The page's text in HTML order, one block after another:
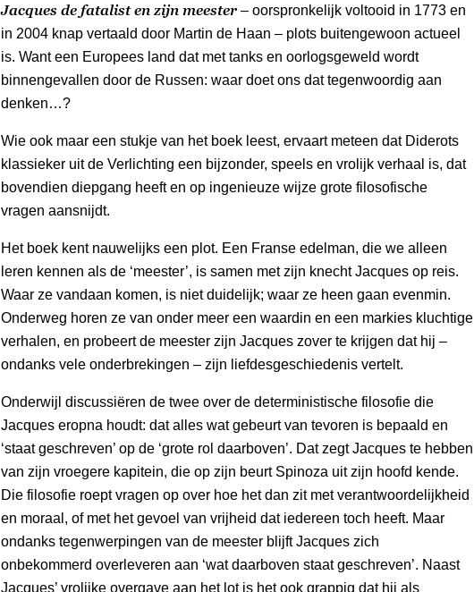
Jacques de fatalist en zijn meester – oorspronkelijk voltooid in 1773 en
in 2004 knap vertaald door Martin de Haan – plots buitengewoon actueel
is. Want een Europees land dat met tanks en oorlogsgeweld wordt
binnengevallen door de Russen: waar doet ons dat tegenwoordig aan
denken…?
Wie ook maar een stukje van het boek leest, ervaart meteen dat Diderots
klassieker uit de Verlichting een bijzonder, speels en vrolijk verhaal is, dat
bovendien diepgang heeft en op ingenieuze wijze grote filosofische
vragen aansnijdt.
Het boek kent nauwelijks een plot. Een Franse edelman, die we alleen
leren kennen als de ‘meester’, is samen met zijn knecht Jacques op reis.
Waar ze vandaan komen, is niet duidelijk; waar ze heen gaan evenmin.
Onderweg horen ze van onder meer een waardin en een markies kluchtige
verhalen, en probeert de meester zijn Jacques zover te krijgen dat hij –
ondanks vele onderbrekingen – zijn liefdesgeschiedenis vertelt.
Onderwijl discussiëren de twee over de deterministische filosofie die
Jacques eropna houdt: dat alles wat gebeurt van tevoren is bepaald en
‘staat geschreven’ op de ‘grote rol daarboven’. Dat zegt Jacques te hebben
van zijn vroegere kapitein, die op zijn beurt Spinoza uit zijn hoofd kende.
Die filosofie roept vragen op over hoe het dan zit met verantwoordelijkheid
en moraal, of met het gevoel van vrijheid dat iedereen toch heeft. Maar
ondanks tegenwerpingen van de meester blijft Jacques zich
onbekommerd overleveren aan ‘wat daarboven staat geschreven’. Naast
Jacques’ vrolijke overgave aan het lot is het ook grappig dat hij als